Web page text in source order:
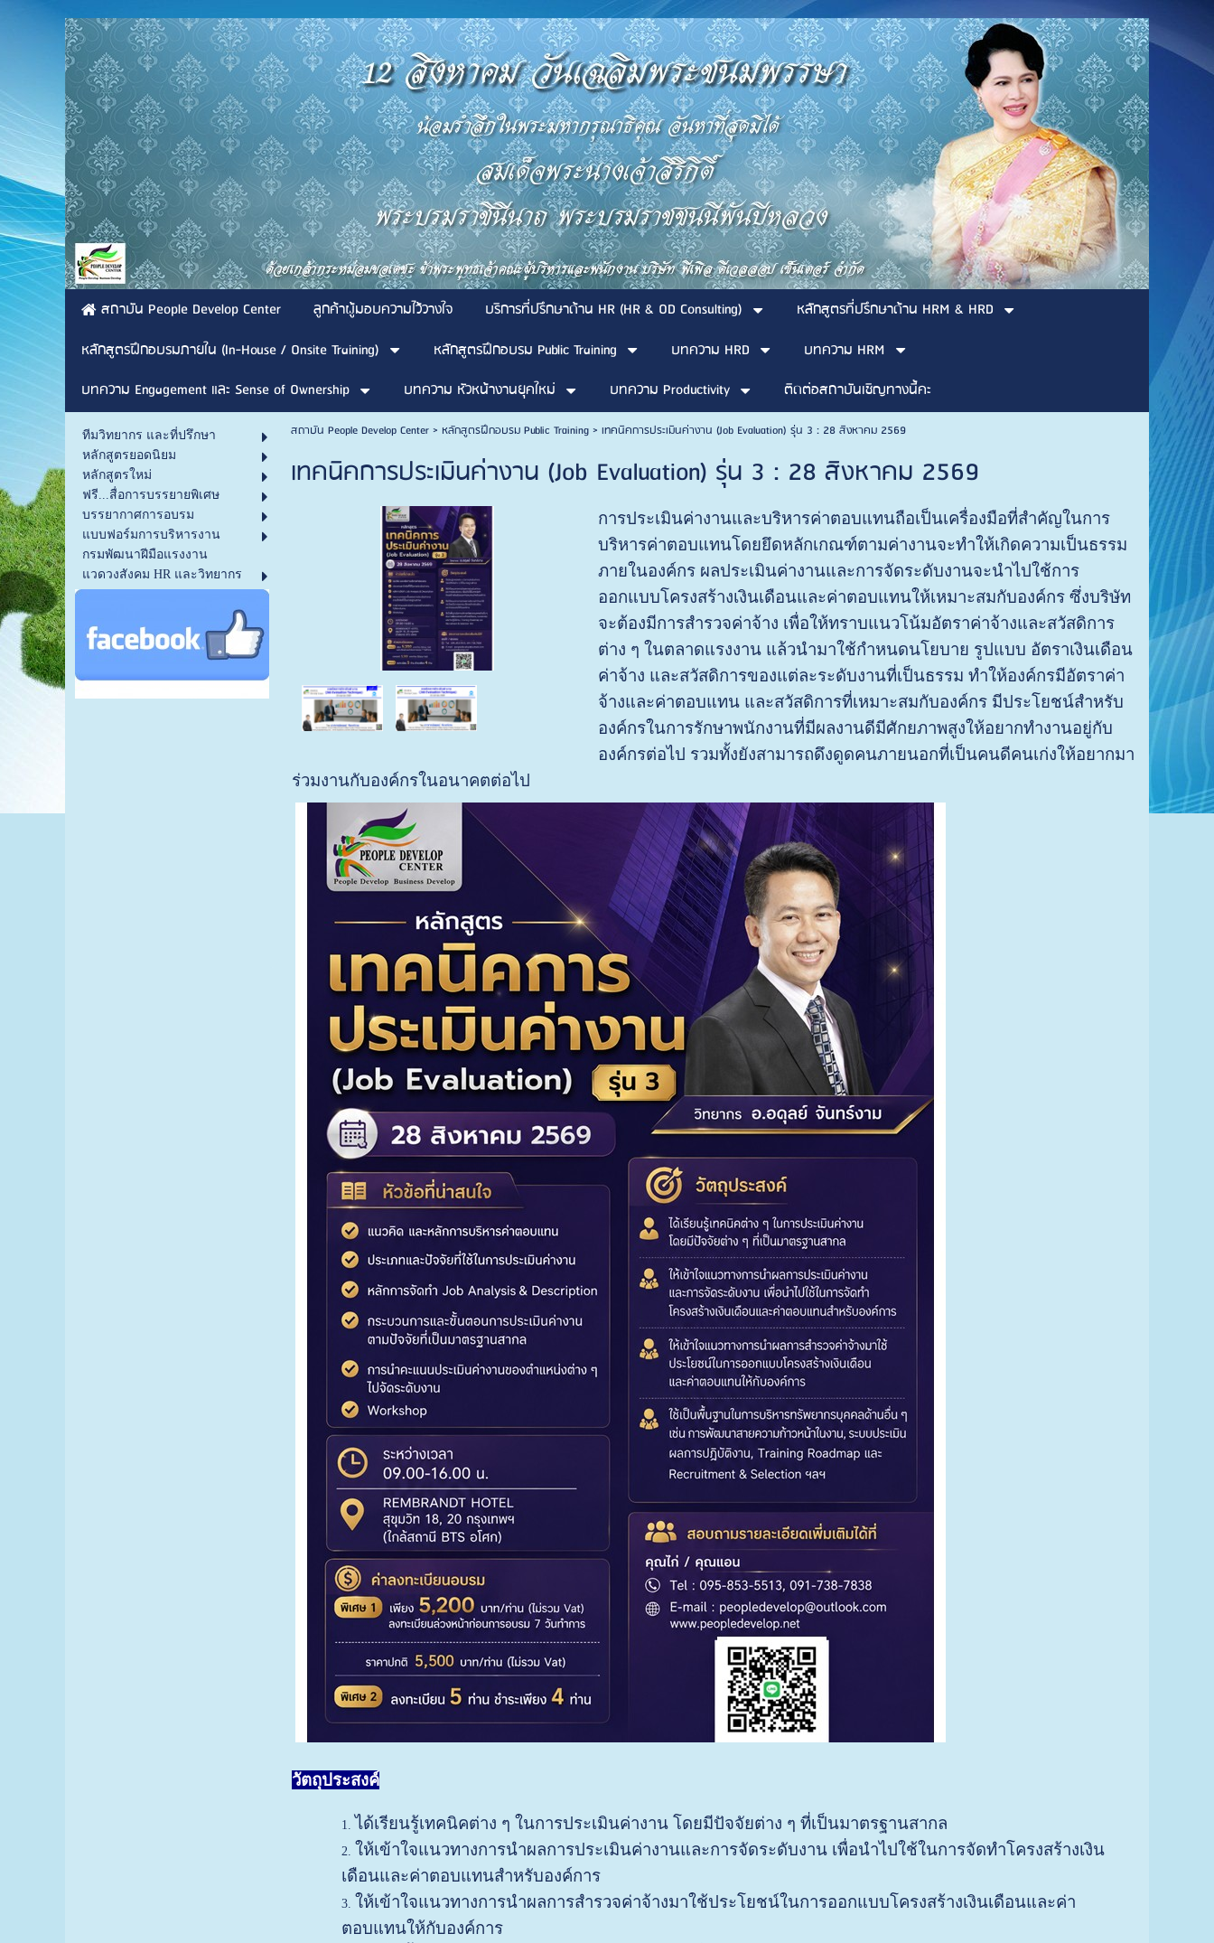
สถาบัน People Develop Center ลูกค้าผู้มอบความไว้วางใจ บริการที่ปรึกษาด้าน HR (HR & OD Consulting)
หลักสูตรที่ปรึกษาด้าน HRM & HRD
หลักสูตรฝึกอบรมภายใน (In-House / Onsite Training)
หลักสูตรฝึกอบรม Public Training บทความ HRD
บทความ HRM
บทความ Engagement และ Sense of Ownership
บทความ หัวหน้างานยุคใหม่ บทความ Productivity ติดต่อสถาบันเชิญทางนี้คะ
ทีมวิทยากร และที่ปรึกษา
หลักสูตรยอดนิยม
หลักสูตรใหม่
ฟรี...สื่อการบรรยายพิเศษ
บรรยากาศการอบรม
แบบฟอร์มการบริหารงาน
กรมพัฒนาฝีมือแรงงาน
แวดวงสังคม HR และวิทยากร
สถาบัน People Develop Center> หลักสูตรฝึกอบรม Public Training> เทคนิคการประเมินค่างาน (Job Evaluation) รุ่น 3 : 28 สิงหาคม 2569
เทคนิคการประเมินค่างาน (Job Evaluation) รุ่น 3 : 28 สิงหาคม 2569
การประเมินค่างานและบริหารค่าตอบแทนถือเป็นเครื่องมือที่สำคัญในการ
บริหารค่าตอบแทนโดยยึดหลักเกณฑ์ตามค่างานจะทำให้เกิดความเป็นธรรม
ภายในองค์กร ผลประเมินค่างานและการจัดระดับงานจะนำไปใช้การ
ออกแบบโครงสร้างเงินเดือนและค่าตอบแทนให้เหมาะสมกับองค์กร ซึ่งบริษัท
จะต้องมีการสำรวจค่าจ้าง เพื่อให้ทราบแนวโน้มอัตราค่าจ้างและสวัสดิการ
ต่าง ๆ ในตลาดแรงงาน แล้วนำมาใช้กำหนดนโยบาย รูปแบบ อัตราเงินเดือน
ค่าจ้าง และสวัสดิการของแต่ละระดับงานที่เป็นธรรม ทำให้องค์กรมีอัตราค่า
จ้างและค่าตอบแทน และสวัสดิการที่เหมาะสมกับองค์กร มีประโยชน์สำหรับ
องค์กรในการรักษาพนักงานที่มีผลงานดีมีศักยภาพสูงให้อยากทำงานอยู่กับ
องค์กรต่อไป รวมทั้งยังสามารถดึงดูดคนภายนอกที่เป็นคนดีคนเก่งให้อยากมา
ร่วมงานกับองค์กรในอนาคตต่อไป
วัตถุประสงค์
ได้เรียนรู้เทคนิคต่าง ๆ ในการประเมินค่างาน โดยมีปัจจัยต่าง ๆ ที่เป็นมาตรฐานสากล
ให้เข้าใจแนวทางการนำผลการประเมินค่างานและการจัดระดับงาน เพื่อนำไปใช้ในการจัดทำโครงสร้างเงิน
เดือนและค่าตอบแทนสำหรับองค์การ
ให้เข้าใจแนวทางการนำผลการสำรวจค่าจ้างมาใช้ประโยชน์ในการออกแบบโครงสร้างเงินเดือนและค่า
ตอบแทนให้กับองค์การ